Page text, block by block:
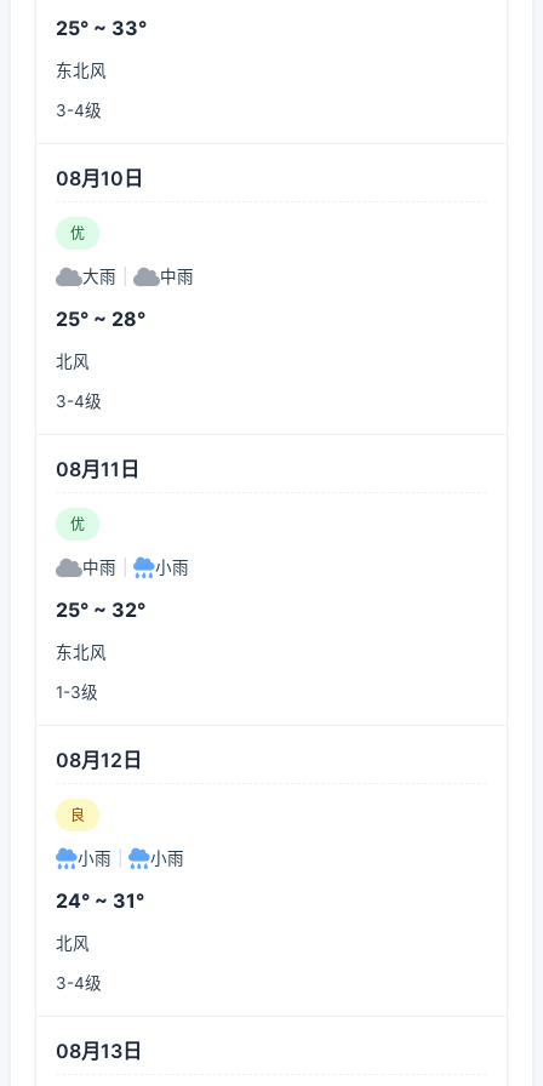
25° ~ 33°
东北风
3-4级
08月10日
优
大雨 中雨
25° ~ 28°
北风
3-4级
08月11日
优
中雨 小雨
25° ~ 32°
东北风
1-3级
08月12日
良
小雨 小雨
24° ~ 31°
北风
3-4级
08月13日